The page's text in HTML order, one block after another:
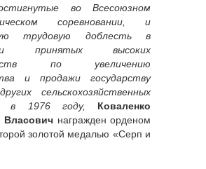
во Всесоюзном
соревновании, и
трудовую доблесть в
принятых высоких
по увеличению
и продажи государству
сельскохозяйственных
в 1976 году,
Коваленко
Власович награжден орденом
золотой медалью «Серп и